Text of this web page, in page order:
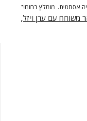
אסתטית. מומלץ בחום!"
משוחח עם ערן ויזל,